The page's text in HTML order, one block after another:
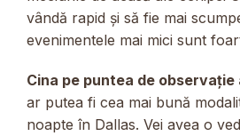
vândă rapid și să fie mai
evenimentele mai mici sunt
Cina pe puntea de observație
ar putea fi cea mai bună
noapte în Dallas. Vei avea o